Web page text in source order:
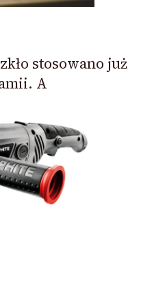
stosowano już
A